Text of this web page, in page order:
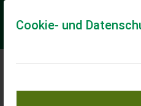
Cookie- und
Keine Anfrage Möglich!